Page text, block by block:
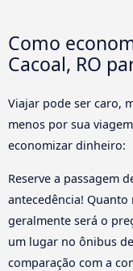
Como
Cacoal, RO
Viajar pode ser caro,
menos por sua
economizar dinheiro:
Reserve a passagem
antecedência! Quanto
geralmente será o
um lugar no ônibus
comparação com a